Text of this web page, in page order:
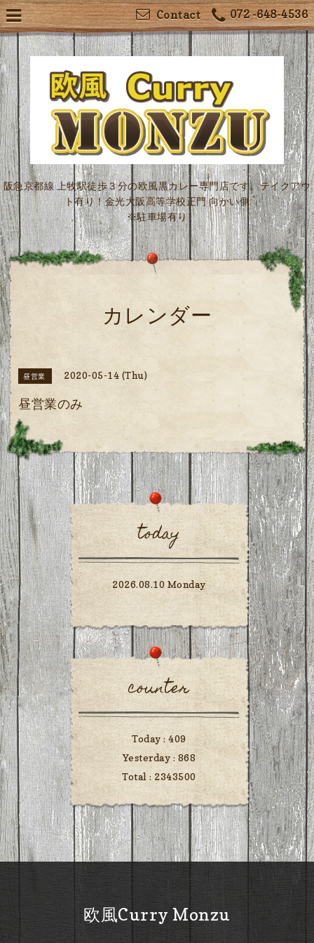
072 -648-4536
Contact
阪急京都線 上牧駅徒歩３分の欧風黒カレー専門店です。テイクアウ
ト有り！金光大阪高等学校正門 向かい側
※駐車場有り
カレンダー
昼営業 2020-05-14 (Thu)
昼営業のみ
today
2026.08.10 Monday
counter
Today :409
Yesterday : 868
Total : 2343500
欧風Curry Monzu